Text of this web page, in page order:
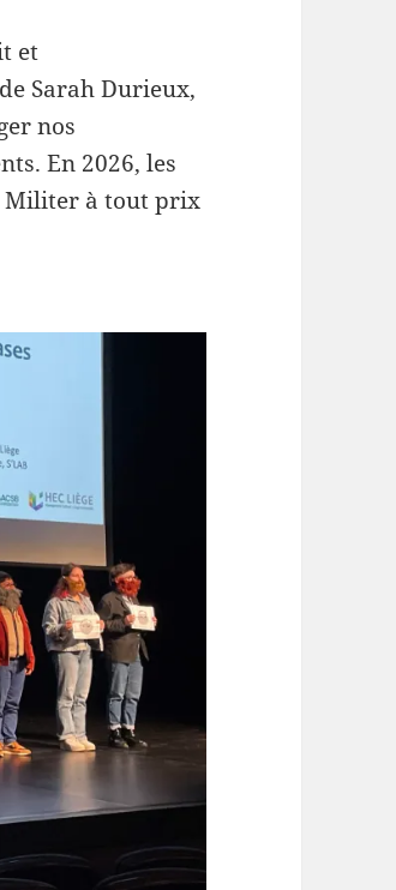
et
Sarah Durieux,
nos
En 2026, les
Militer à tout prix